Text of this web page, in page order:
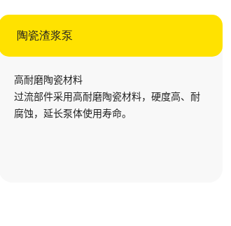
陶瓷渣浆泵
高耐磨陶瓷材料
过流部件采用高耐磨陶瓷材料，硬度高、耐
腐蚀，延长泵体使用寿命。